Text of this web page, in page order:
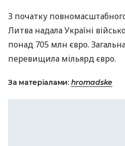
З початку
Литва надала Україні
понад 705 млн євро.
перевищила мільярд євро.
За матеріалами: hromadske